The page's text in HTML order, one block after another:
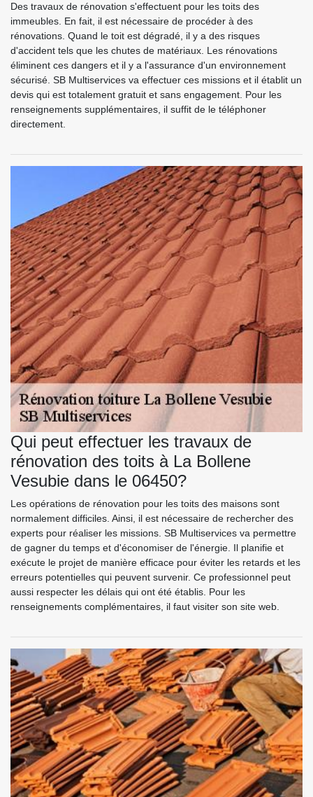
Des travaux de rénovation s'effectuent pour les toits des
immeubles. En fait, il est nécessaire de procéder à des
rénovations. Quand le toit est dégradé, il y a des risques
d'accident tels que les chutes de matériaux. Les rénovations
éliminent ces dangers et il y a l'assurance d'un environnement
sécurisé. SB Multiservices va effectuer ces missions et il établit un
devis qui est totalement gratuit et sans engagement. Pour les
renseignements supplémentaires, il suffit de le téléphoner
directement.
Qui peut effectuer les travaux de
rénovation des toits à La Bollene
Vesubie dans le 06450?
Les opérations de rénovation pour les toits des maisons sont
normalement difficiles. Ainsi, il est nécessaire de rechercher des
experts pour réaliser les missions. SB Multiservices va permettre
de gagner du temps et d'économiser de l'énergie. Il planifie et
exécute le projet de manière efficace pour éviter les retards et les
erreurs potentielles qui peuvent survenir. Ce professionnel peut
aussi respecter les délais qui ont été établis. Pour les
renseignements complémentaires, il faut visiter son site web.